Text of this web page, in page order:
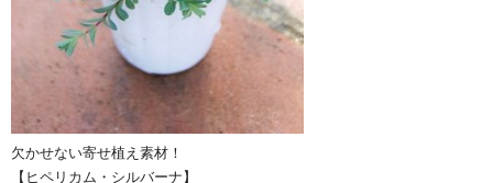
欠かせない寄せ植え素材！
【ヒペリカム・シルバーナ】